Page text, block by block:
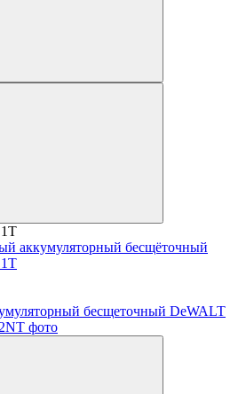
аккумуляторный бесщёточный